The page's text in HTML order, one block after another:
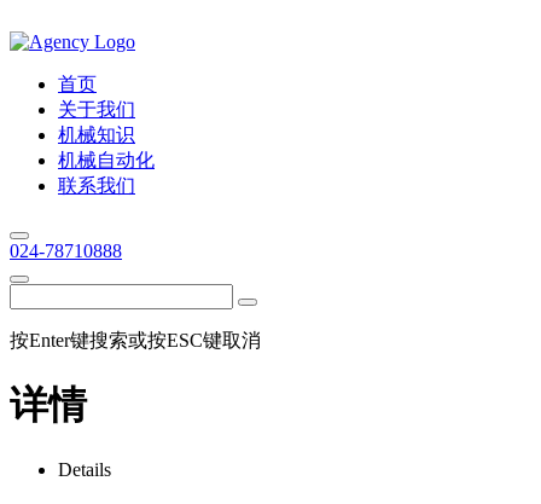
首页
关于我们
机械知识
机械自动化
联系我们
024-78710888
按Enter键搜索或按ESC键取消
详情
Details